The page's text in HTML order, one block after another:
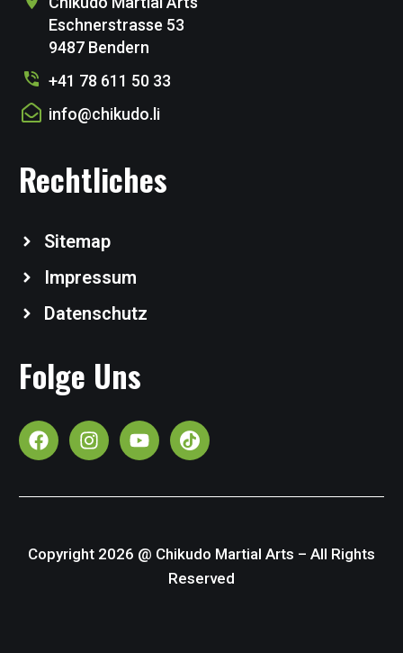
Eschnerstrasse 53
9487 Bendern
+41 78 611 50 33
info@chikudo.li
Rechtliches
Sitemap
Impressum
Datenschutz
Folge Uns
Copyright 2026 @ Chikudo Martial Arts – All Rights
Reserved